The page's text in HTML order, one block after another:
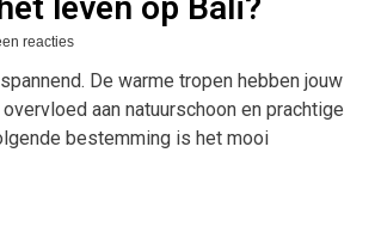
reacties
De warme tropen hebben jouw
aan natuurschoon en prachtige
bestemming is het mooi